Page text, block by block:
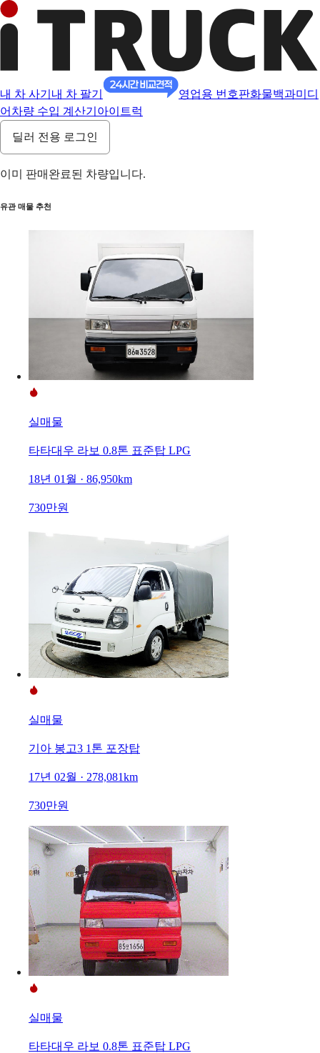
내 차 사기 내 차 팔기 영업용 번호판화물백과미디
어 차량 수입 계산기 아이트럭
딜러 전용 로그인
이미 판매완료된 차량입니다.
유관 매물 추천
실매물
타타대우 라보 0.8톤 표준탑 LPG
18년 01월 · 86,950km
730만원
실매물
기아 봉고3 1톤 포장탑
17년 02월 · 278,081km
730만원
실매물
타타대우 라보 0.8톤 표준탑 LPG